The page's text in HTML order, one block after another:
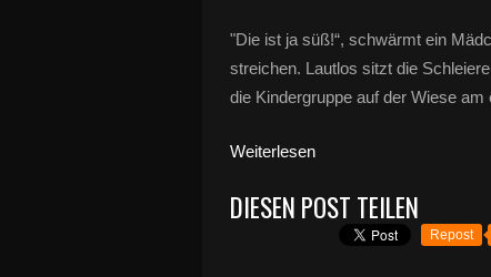
"Die ist ja süß!“, schwärmt ein
streichen. Lautlos sitzt die
die Kindergruppe auf der Wiese
Weiterlesen
DIESEN POST TEILEN
Repost